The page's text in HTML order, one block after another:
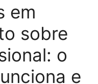
em
sobre
o
e